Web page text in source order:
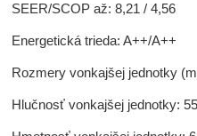
SEER/SCOP až: 8,21 / 4,56
Energetická trieda: A++/A++
Rozmery vonkajšej jednotky
Hlučnosť vonkajšej jednotky: